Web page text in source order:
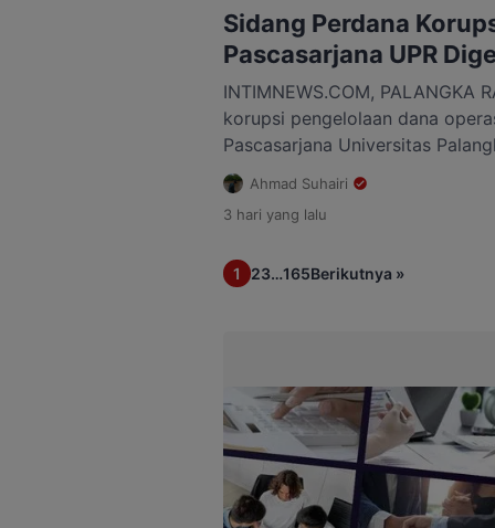
Gratis (MBG)”, forum tersebut
[…]
Sidang Perdana
Pascasarjana UPR
INTIMNEWS.COM, PALANGKA
korupsi pengelolaan dana
Pascasarjana Universitas
2019-2022 senilai Rp2,4 miliar
persidangan di Pengadilan
Palangka Raya. Berdasarkan
perdana dengan agenda
Ahmad Suhairi
3 hari yang lalu
1 23…165Berikutnya »